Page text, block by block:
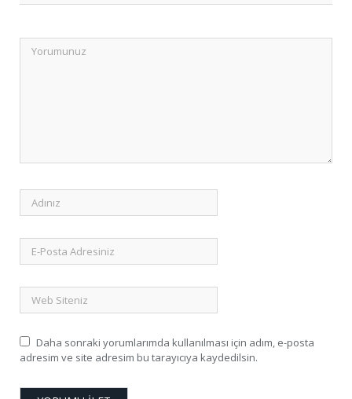
Daha sonraki yorumlarımda kullanılması için adım, e-posta
adresim ve site adresim bu tarayıcıya kaydedilsin.